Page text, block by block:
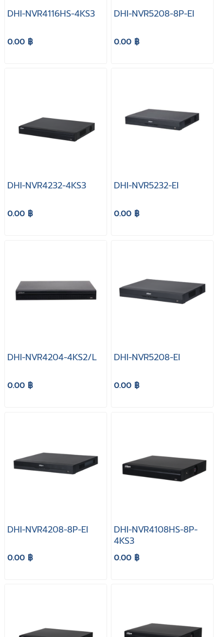
DHI-NVR4116HS-4KS3
0.00 ฿
DHI-NVR5208-8P-EI
0.00 ฿
DHI-NVR4232-4KS3
0.00 ฿
DHI-NVR5232-EI
0.00 ฿
DHI-NVR4204-4KS2/L
0.00 ฿
DHI-NVR5208-EI
0.00 ฿
DHI-NVR4208-8P-EI
0.00 ฿
DHI-NVR4108HS-8P-
4KS3
0.00 ฿